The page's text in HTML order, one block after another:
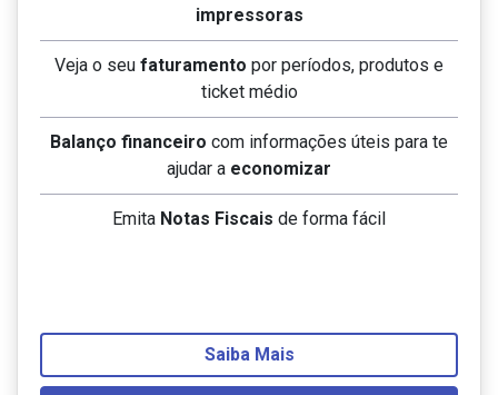
impressoras
Veja o seu faturamento por períodos, produtos e
ticket médio
Balanço financeiro com informações úteis para te
ajudar a economizar
Emita Notas Fiscais de forma fácil
Saiba Mais